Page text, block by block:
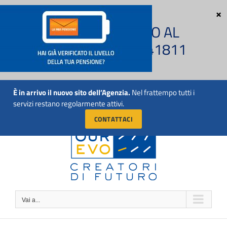
Salta
CHIAMACI SUBITO AL
NUMERO 011 5741811
Vai a...
Vai a...
È in arrivo il nuovo sito dell’Agenzia. Nel frattempo tutti i
servizi restano regolarmente attivi.
CONTATTACI